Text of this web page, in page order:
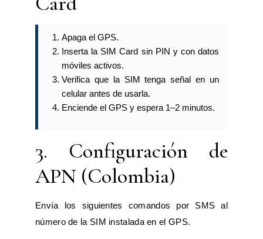
Apaga el GPS.
Inserta la SIM Card sin PIN y con datos
móviles activos.
Verifica que la SIM tenga señal en un
celular antes de usarla.
Enciende el GPS y espera 1–2 minutos.
3. Configuración de
APN (Colombia)
Envía los siguientes comandos por SMS al
número de la SIM instalada en el GPS.